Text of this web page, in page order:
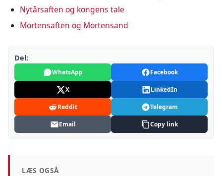
Nytårsaften og kongens tale
Mortensaften og Mortensand
Del:
WhatsApp Facebook
X LinkedIn
Reddit Telegram
Email Copy link
LÆS OGSÅ